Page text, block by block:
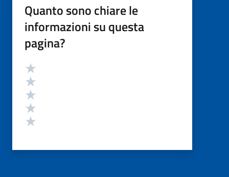
Quanto sono chiare le
informazioni su questa
pagina?
Valutazione